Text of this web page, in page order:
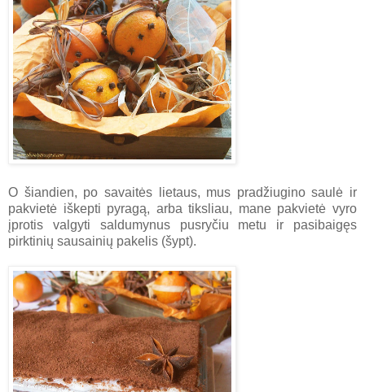
O šiandien, po savaitės lietaus, mus pradžiugino saulė ir
pakvietė iškepti pyragą, arba tiksliau, mane pakvietė vyro
įprotis valgyti saldumynus pusryčiu metu ir pasibaigęs
pirktinių sausainių pakelis (šypt).